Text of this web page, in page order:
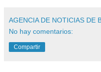
AGENCIA DE NOTICIAS DE
No hay comentarios:
Compartir